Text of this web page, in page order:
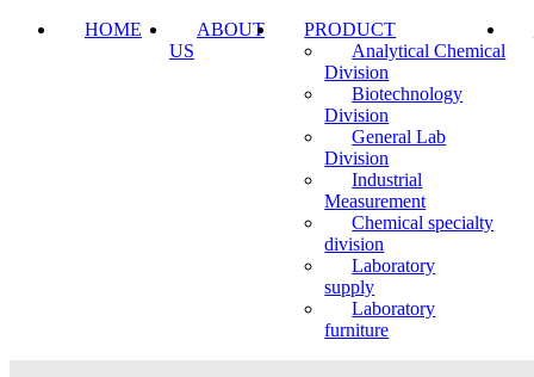
HOME
ABOUT
US
PRODUCT
Analytical Chemical
Division
Biotechnology
Division
General Lab
Division
Industrial
Measurement
Chemical specialty
division
Laboratory
supply
Laboratory
furniture